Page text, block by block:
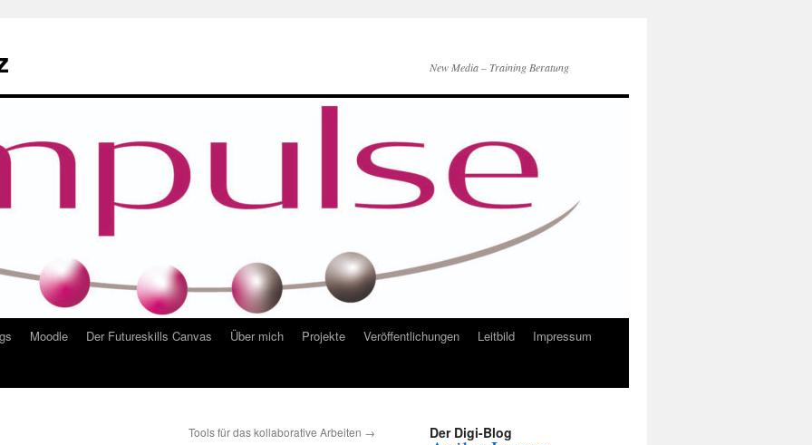
New Media – Training Beratung
Moodle Der Futureskills Canvas Über mich Projekte Veröffentlichungen Leitbild
Impressum
Tools für das kollaborative Arbeiten → Der Digi-Blog